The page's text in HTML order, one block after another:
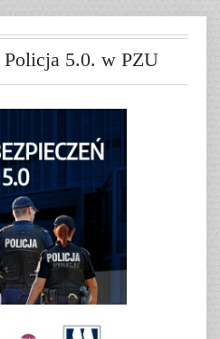
5.0. w PZU